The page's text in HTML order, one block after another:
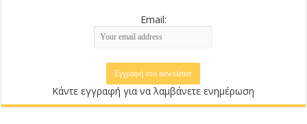
Email:
Κάντε εγγραφή για να λαμβάνετε ενημέρωση